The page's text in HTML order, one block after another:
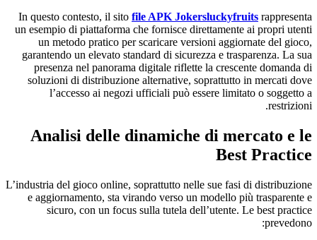
In questo contesto, il sito file APK Jokersluckyfruits rappresenta
un esempio di piattaforma che fornisce direttamente ai propri utenti
un metodo pratico per scaricare versioni aggiornate del gioco,
garantendo un elevato standard di sicurezza e trasparenza. La sua
presenza nel panorama digitale riflette la crescente domanda di
soluzioni di distribuzione alternative, soprattutto in mercati dove
l’accesso ai negozi ufficiali può essere limitato o soggetto a
restrizioni.
Analisi delle dinamiche di mercato e le
Best Practice
L’industria del gioco online, soprattutto nelle sue fasi di distribuzione
e aggiornamento, sta virando verso un modello più trasparente e
sicuro, con un focus sulla tutela dell’utente. Le best practice
prevedono: